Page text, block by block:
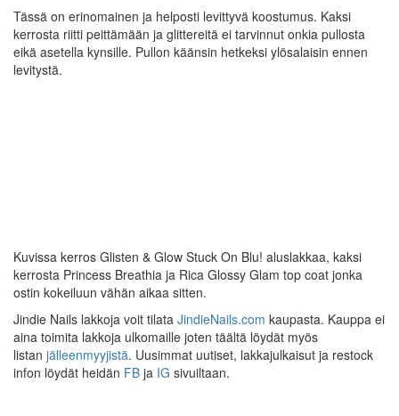
Tässä on erinomainen ja helposti levittyvä koostumus. Kaksi
kerrosta riitti peittämään ja glittereitä ei tarvinnut onkia pullosta
eikä asetella kynsille. Pullon käänsin hetkeksi ylösalaisin ennen
levitystä.
Kuvissa kerros Glisten & Glow Stuck On Blu! aluslakkaa, kaksi
kerrosta Princess Breathia ja Rica Glossy Glam top coat jonka
ostin kokeiluun vähän aikaa sitten.
Jindie Nails lakkoja voit tilata JindieNails.com kaupasta. Kauppa ei
aina toimita lakkoja ulkomaille joten täältä löydät myös
listan jälleenmyyjistä. Uusimmat uutiset, lakkajulkaisut ja restock
infon löydät heidän FB ja IG sivuiltaan.